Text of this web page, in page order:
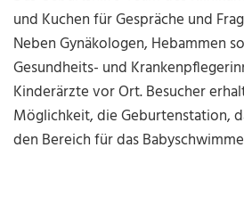
und Kuchen für Gespräche und
Neben Gynäkologen, Hebammen
Gesundheits- und
Kinderärzte vor Ort. Besucher
Möglichkeit, die Geburtenstation,
den Bereich für das